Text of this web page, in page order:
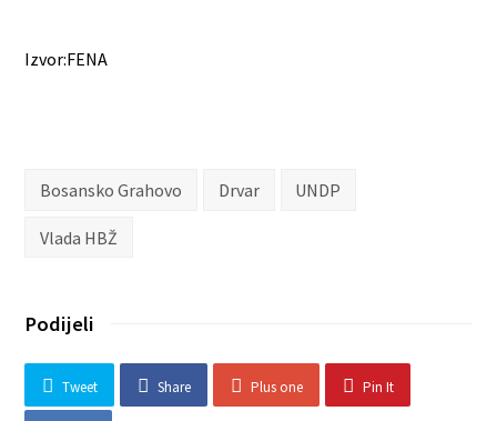
Izvor:FENA
Bosansko Grahovo Drvar UNDP
Vlada HBŽ
Podijeli
Tweet Share Plus one Pin It